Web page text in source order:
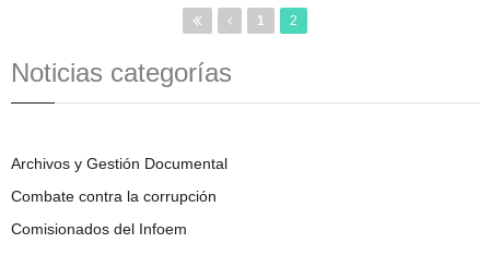
1 2
Noticias categorías
Archivos y Gestión Documental
Combate contra la corrupción
Comisionados del Infoem